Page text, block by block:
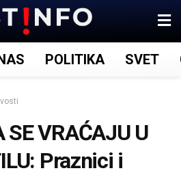
POLITIKA SVET
SE VRAĆAJU U
Praznici i